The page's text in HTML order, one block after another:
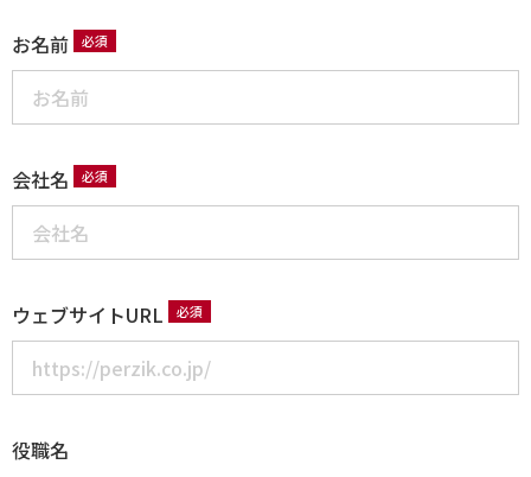
お名前
会社名
ウェブサイトURL
役職名